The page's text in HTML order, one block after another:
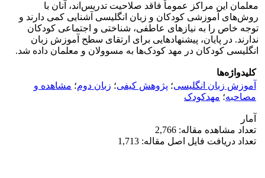
معلمان این مراکز عموماً فاقد صلاحیت تدریس‌اند، آنان با
روش‌های آموزشی کودکان و زبان انگلیسی آشنایی کمی دارند و
توجه خاص را به نیازهای عاطفی، شناختی و اجتماعی کودکان
ندارند. در پایان، پیشنهادهایی برای ارتقای سطح آموزش زبان
انگلیسی کودکان در مهد کودک‌ها به مسوولان و معلمان داده شد.
کلیدواژه‌ها
آموزش زبان انگلیسی؛ پژوهش کیفی؛ زبان دوم؛ مشاهده و
مصاحبه؛ مهدکودک
آمار
تعداد مشاهده مقاله: 2,766
تعداد دریافت فایل اصل مقاله: 1,713